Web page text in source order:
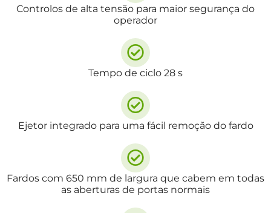
Controlos de alta tensão para maior segurança do
operador
Tempo de ciclo 28 s
Ejetor integrado para uma fácil remoção do fardo
Fardos com 650 mm de largura que cabem em todas
as aberturas de portas normais